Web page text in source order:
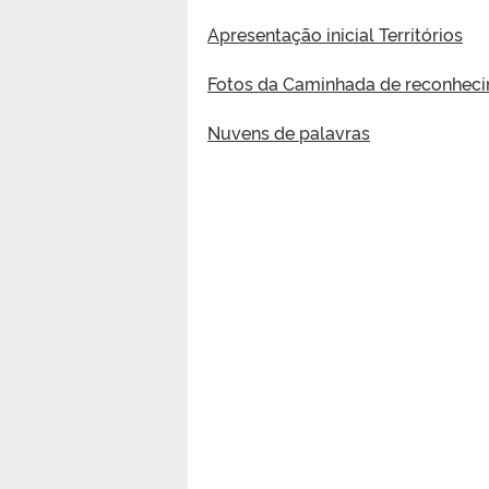
Apresentação inicial Territórios
Fotos da Caminhada de
Nuvens de palavras